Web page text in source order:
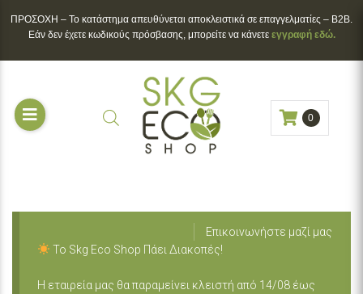
ΠΡΟΣΟΧΗ – To κατάστημα απευθύνεται αποκλειστικά σε επαγγελματίες – B2B.
Εάν δεν έχετε κωδικούς πρόσβασης, μπορείτε να κάνετε εγγραφή εδώ.
0
Επικοινωνήστε μαζί μας
Το Skg Eco Shop Πάει Διακοπές!
Η εταιρεία μας θα παραμείνει κλειστή από 14/08 έως